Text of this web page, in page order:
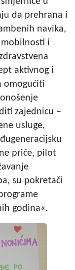
da prehrana i
navika,
i
aktivnog i
omogućiti
zajednicu –
usluge,
priče, pilot
su pokretači
godina«.